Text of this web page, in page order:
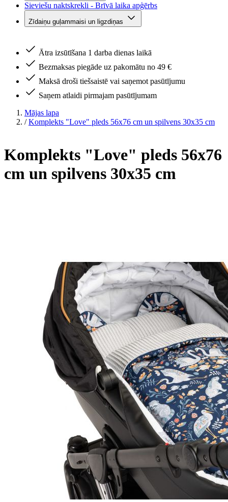
Sieviešu naktskrekli - Brīvā laika apģērbs
Zīdaiņu guļammaisi un ligzdiņas
Ātra izsūtīšana 1 darba dienas laikā
Bezmaksas piegāde uz pakomātu no 49 €
Maksā droši tiešsaistē vai saņemot pasūtījumu
Saņem atlaidi pirmajam pasūtījumam
Mājas lapa
/ Komplekts "Love" pleds 56x76 cm un spilvens 30x35 cm
Komplekts "Love" pleds 56x76
cm un spilvens 30x35 cm